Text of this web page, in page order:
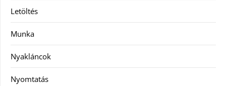
Letöltés
Munka
Nyakláncok
Nyomtatás